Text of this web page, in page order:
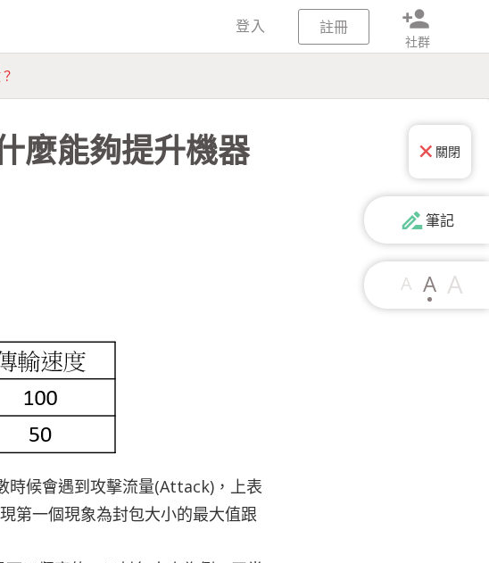
登入 註冊 person_add
社群
麼能夠提升機器
時候會遇到攻擊流量(Attack)，上表
第一個現象為封包大小的最大值跟
關閉
drive_file_rename_outline筆記
A A A